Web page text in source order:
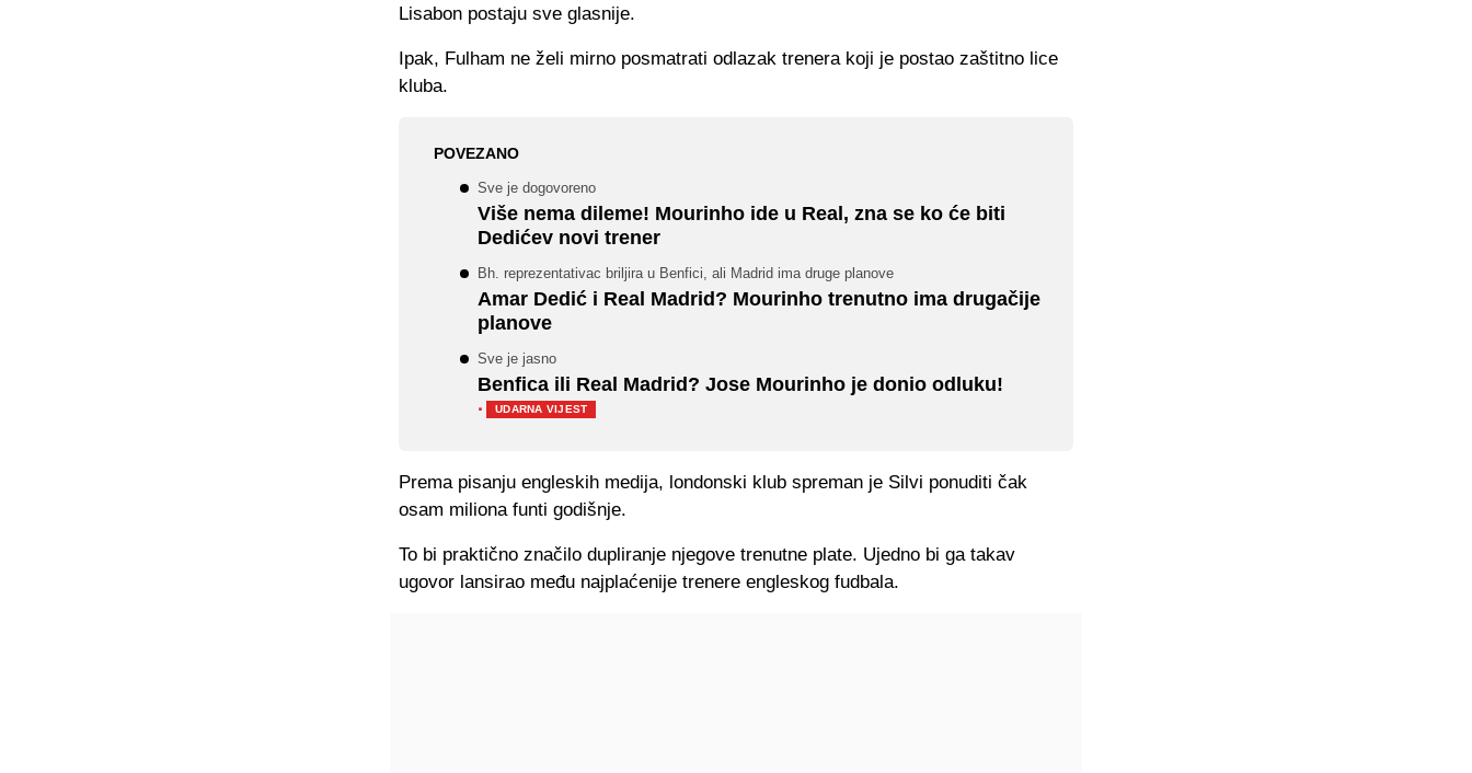
Lisabon postaju sve glasnije.
Ipak, Fulham ne želi mirno posmatrati odlazak trenera koji je postao zaštitno lice
kluba.
POVEZANO
Sve je dogovoreno
Više nema dileme! Mourinho ide u Real, zna se ko će biti
Dedićev novi trener
Bh. reprezentativac briljira u Benfici, ali Madrid ima druge planove
Amar Dedić i Real Madrid? Mourinho trenutno ima drugačije
planove
Sve je jasno
Benfica ili Real Madrid? Jose Mourinho je donio odluku!
·
UDARNA VIJEST
Prema pisanju engleskih medija, londonski klub spreman je Silvi ponuditi čak
osam miliona funti godišnje.
To bi praktično značilo dupliranje njegove trenutne plate. Ujedno bi ga takav
ugovor lansirao među najplaćenije trenere engleskog fudbala.